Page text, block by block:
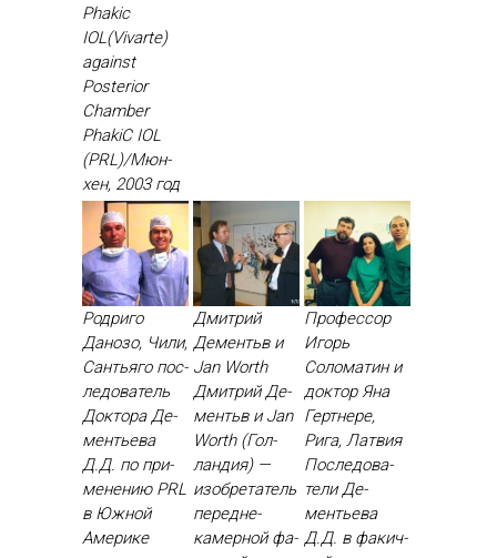
Phakic
IOL(Vivarte)
against
Posterior
Chamber
PhakiC IOL
(PRL)/Мюн­
хен, 2003 год
Родриго
Данозо, Чили,
Сантьяго пос­
ле­дова­тель
Док­то­ра Де­
менть­ева
Д.Д. по при­
мене­нию PRL
в Юж­ной
Аме­рике
Дмитрий
Дементьв и
Jan Worth
Дмит­рий Де­
ментьв и Jan
Worth (Гол­
ландия) —
изоб­ре­татель
пе­ред­не­
камер­ной фа­
Профессор
Игорь
Соломатин и
доктор Яна
Гертнере,
Рига, Латвия
Пос­ле­дова­
тели Де­
менть­ева
Д.Д. в фа­кич­